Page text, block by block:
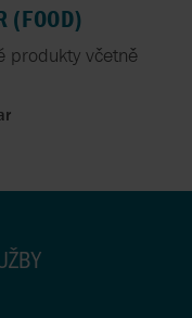
(FOOD)
produkty včetně